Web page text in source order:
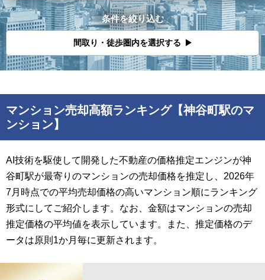
条件を絞り込む
間取り・徒歩圏内を選択する
マンション売却高額ランキング【神谷町駅のマ
ンション】
AI技術を駆使して開発した不動産の価格推定エンジンが神
谷町駅が最寄りのマンションの売却価格を推定し、2026年
7月時点での平均売却価格の高いマンション順にランキング
形式にしてご紹介します。なお、金額はマンションの売却
推定価格の平均値を表示しています。また、推定価格のデ
ータは原則1か月毎に更新されます。